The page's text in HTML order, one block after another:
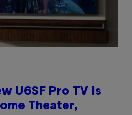
U6SF Pro TV Is
Theater,